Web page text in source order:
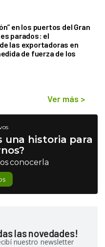
en los puertos del Gran
parados: el
las exportadoras en
de fuerza de los
Ver más >
una historia para
conocerla
las novedades!
nuestro newsletter